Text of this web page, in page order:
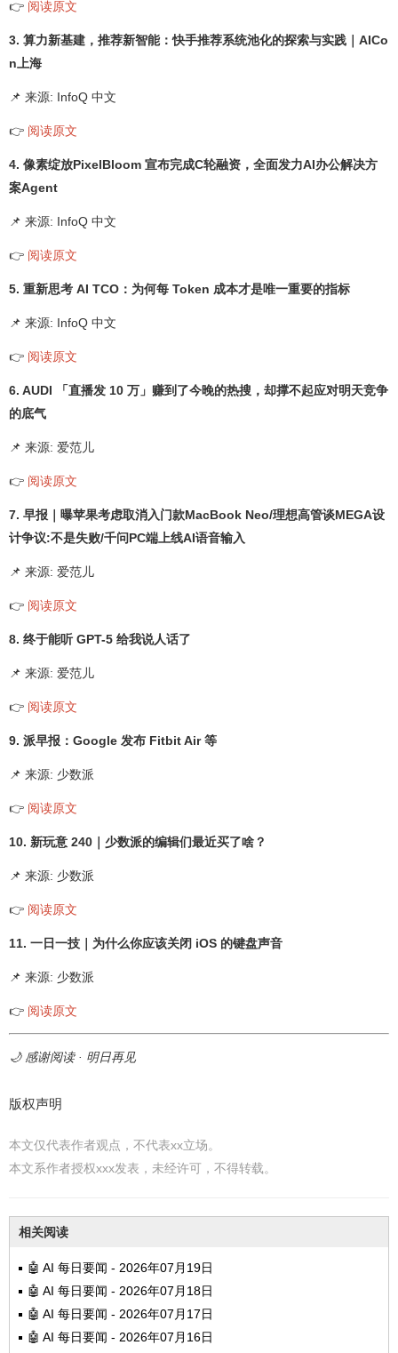
👉 阅读原文
3. 算力新基建，推荐新智能：快手推荐系统池化的探索与实践｜AICo
n上海
📌 来源: InfoQ 中文
👉 阅读原文
4. 像素绽放PixelBloom 宣布完成C轮融资，全面发力AI办公解决方
案Agent
📌 来源: InfoQ 中文
👉 阅读原文
5. 重新思考 AI TCO：为何每 Token 成本才是唯一重要的指标
📌 来源: InfoQ 中文
👉 阅读原文
6. AUDI 「直播发 10 万」赚到了今晚的热搜，却撑不起应对明天竞争
的底气
📌 来源: 爱范儿
👉 阅读原文
7. 早报｜曝苹果考虑取消入门款MacBook Neo/理想高管谈MEGA设
计争议:不是失败/千问PC端上线AI语音输入
📌 来源: 爱范儿
👉 阅读原文
8. 终于能听 GPT-5 给我说人话了
📌 来源: 爱范儿
👉 阅读原文
9. 派早报：Google 发布 Fitbit Air 等
📌 来源: 少数派
👉 阅读原文
10. 新玩意 240｜少数派的编辑们最近买了啥？
📌 来源: 少数派
👉 阅读原文
11. 一日一技｜为什么你应该关闭 iOS 的键盘声音
📌 来源: 少数派
👉 阅读原文
🌙 感谢阅读 · 明日再见
版权声明
本文仅代表作者观点，不代表xx立场。
本文系作者授权xxx发表，未经许可，不得转载。
相关阅读
🤖 AI 每日要闻 - 2026年07月19日
🤖 AI 每日要闻 - 2026年07月18日
🤖 AI 每日要闻 - 2026年07月17日
🤖 AI 每日要闻 - 2026年07月16日